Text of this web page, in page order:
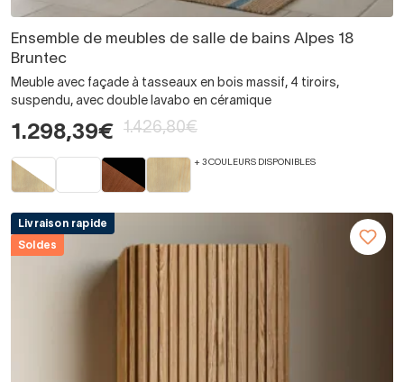
Ensemble de meubles de salle de bains Alpes 18
Bruntec
Meuble avec façade à tasseaux en bois massif, 4 tiroirs,
suspendu, avec double lavabo en céramique
1.298,39€ 1.426,80€
+ 3 COULEURS DISPONIBLES
Livraison rapide
Soldes